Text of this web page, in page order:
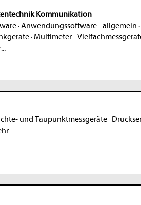
Kommunikation
·Anwendungssoftware - allgemein ·
· Multimeter -
und Taupunktmessgeräte·